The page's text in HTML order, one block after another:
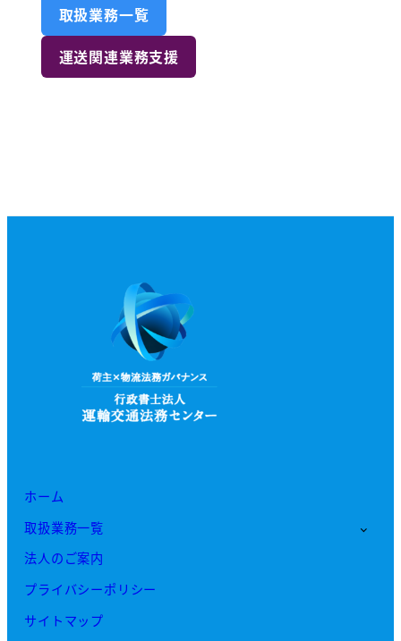
取扱業務一覧
運送関連業務支援
ホーム
取扱業務一覧
法人のご案内
プライバシーポリシー
サイトマップ